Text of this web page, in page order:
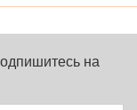
на